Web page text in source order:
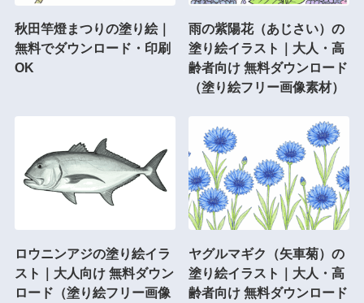
秋田竿燈まつりの塗り絵｜
無料でダウンロード・印刷
OK
雨の紫陽花（あじさい）の
塗り絵イラスト｜大人・高
齢者向け 無料ダウンロード
（塗り絵フリー画像素材）
ロウニンアジの塗り絵イラ
スト｜大人向け 無料ダウン
ロード（塗り絵フリー画像
ヤグルマギク（矢車菊）の
塗り絵イラスト｜大人・高
齢者向け 無料ダウンロード